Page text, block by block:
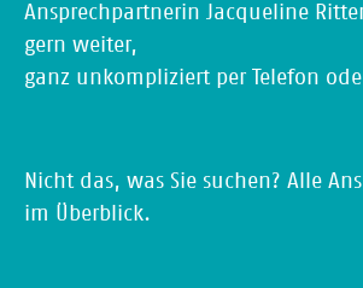
Ansprechpartnerin Jacqueline
gern weiter,
ganz unkompliziert per Telefon
Nicht das, was Sie suchen? Alle
im Überblick.